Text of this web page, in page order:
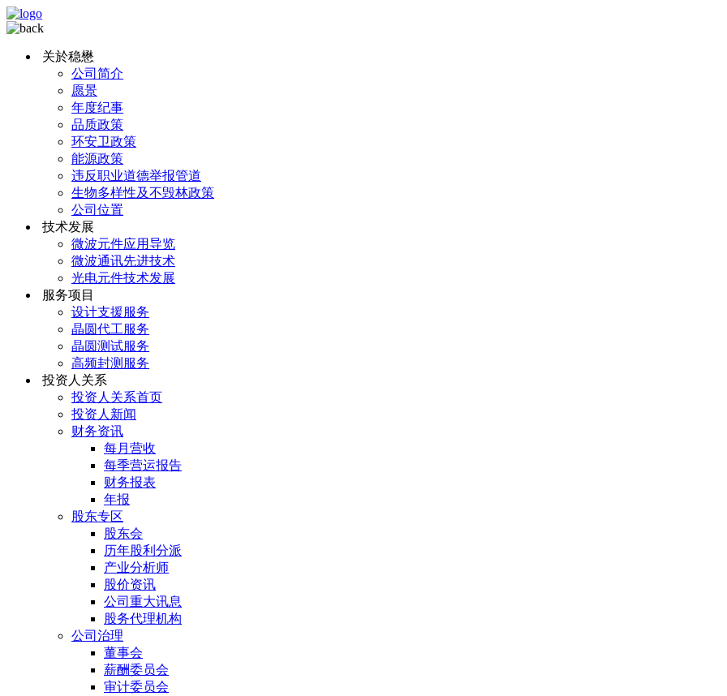
关於稳懋
公司简介
愿景
年度纪事
品质政策
环安卫政策
能源政策
违反职业道德举报管道
生物多样性及不毁林政策
公司位置
技术发展
微波元件应用导览
微波通讯先进技术
光电元件技术发展
服务项目
设计支援服务
晶圆代工服务
晶圆测试服务
高频封测服务
投资人关系
投资人关系首页
投资人新闻
财务资讯
每月营收
每季营运报告
财务报表
年报
股东专区
股东会
历年股利分派
产业分析师
股价资讯
公司重大讯息
股务代理机构
公司治理
董事会
薪酬委员会
审计委员会